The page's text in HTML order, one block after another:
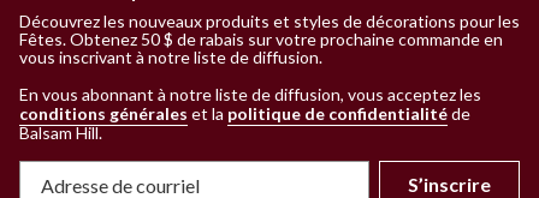
Découvrez les nouveaux produits et styles de décorations pour les
Fêtes. Obtenez 50 $ de rabais sur votre prochaine commande en
vous inscrivant à notre liste de diffusion.
En vous abonnant à notre liste de diffusion, vous acceptez les
conditions générales et la politique de confidentialitéde
Balsam Hill.
S’inscrire